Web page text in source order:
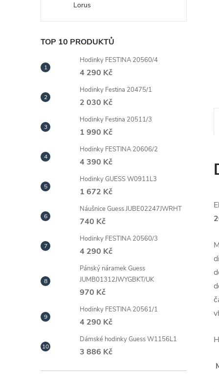
Lorus
TOP 10 PRODUKTŮ
Hodinky FESTINA 20560/4
4 290 Kč
Hodinky Festina 20475/1
2 030 Kč
Hodinky Festina 20511/3
1 990 Kč
Hodinky FESTINA 20606/2
4 390 Kč
Hodinky GUESS W0911L3
1 672 Kč
Náušnice Guess JUBE02247JWRHT
740 Kč
Hodinky FESTINA 20560/3
4 290 Kč
Pánský náramek Guess
JUMB01312JWYGBKT/UK
970 Kč
Hodinky FESTINA 20561/1
4 290 Kč
Dámské hodinky Guess W1156L1
3 886 Kč